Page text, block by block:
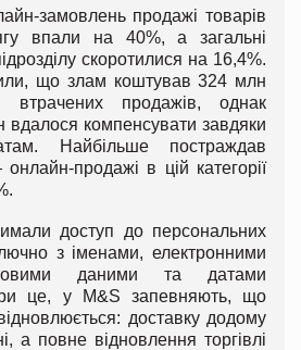
замовлень продажі товарів
впали на 40%, а загальні
скоротилися на 16,4%.
що злам коштував 324 млн
втрачених продажів, однак
вдалося компенсувати завдяки
Найбільше постраждав
продажі в цій категорії
доступ до персональних
з іменами, електронними
даними та датами
це, у M&S запевняють, що
доставку додому
а повне відновлення торгівлі